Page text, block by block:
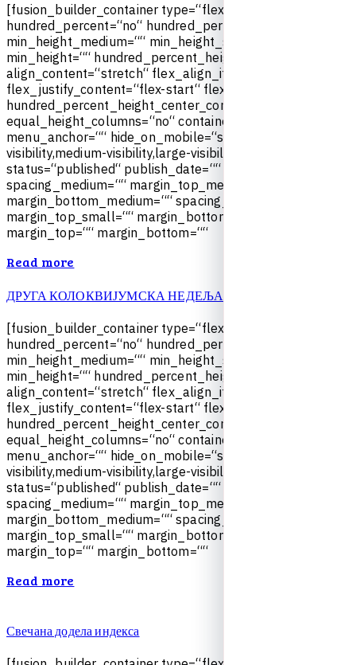
[fusion builder_ container type=“flex
hundred percent=“no“ hundred_ per
min height medium=““ min height s
min height=““ hundred percent heig
align_content=“stretch“ flex_ align _it
flex_ justify_content=“flex-start“ flex
hundred percent height center_con
equal height _columns=“no“ containe
menu_ anchor=““ hide _on_ mobile=“s
visibility,medium-visibility,large-visibil
status=“published“ publish date=““
spacing medium=““ margin top_ me
margin bottom medium=““ spacing
margin top_ small=““ margin bottom
margin top=““ margin bottom=““
Read more
ДРУГА КОЛОКВИЈУМСКА НЕДЕЉА
[fusion builder_ container type=“flex
hundred percent=“no“ hundred per
min heig ht medium=““ min heig ht s
min heig ht=““ hundred percent heig
align_content=“stretc h“ flex_ align _it
flex_ justify_content=“flex-start“ flex
hundred percent heig ht center_con
equal_ heig ht _columns=“no“ containe
menu_ anchor=““ hide _on_ mo bile=“s
visibility,medium-visibility,large-visi bil
status=“publis hed“ pu blis h date=““
spacing medium=““ margin top_ me
margin bottom medium=““ spacing
margin top_ small=““ margin bottom
margin top=““ margin bottom=““
Read more
Свечана додела индекса